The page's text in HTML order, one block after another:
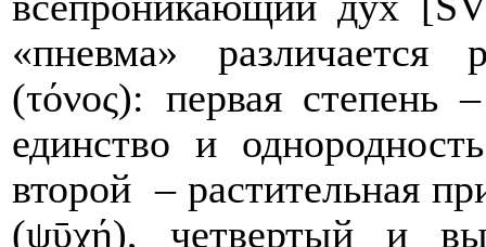
«пневма» различается
(τόνος): первая
единство и
второй – растительная
(ψῡχή), четвертый и